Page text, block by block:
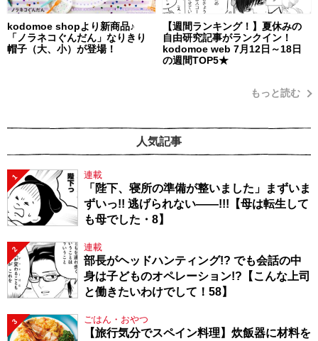
kodomoe shopより新商品♪
「ノラネコぐんだん」なりきり
帽子（大、小）が登場！
【週間ランキング！】夏休みの
自由研究記事がランクイン！
kodomoe web 7月12日～18日
の週間TOP5★
もっと読む
人気記事
1 連載
「陛下、寝所の準備が整いました」まずいま
ずいっ!! 逃げられない――!!!【母は転生して
も母でした・8】
2 連載
部長がヘッドハンティング!? でも会話の中
身は子どものオペレーション!?【こんな上司
と働きたいわけでして！58】
3 ごはん・おやつ
【旅行気分でスペイン料理】炊飯器に材料を